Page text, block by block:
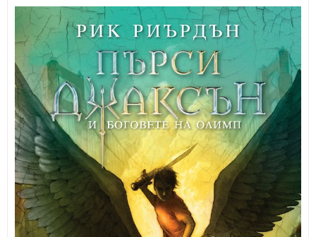
ИЗКУСТВА
СПОРТ
МЕБЕЛИ И ОБОРУДВАНЕ
КАНЦЕЛАРСКИ МАТЕРИАЛИ
КНИГИ И УЧЕБНИЦИ
БДП
НОВИ
ПРОМОЦИИ